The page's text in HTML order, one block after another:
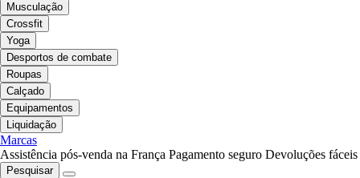
Musculação
Crossfit
Yoga
Desportos de combate
Roupas
Calçado
Equipamentos
Liquidação
Marcas
Assistência pós-venda na França Pagamento seguro Devoluções fáceis
Pesquisar